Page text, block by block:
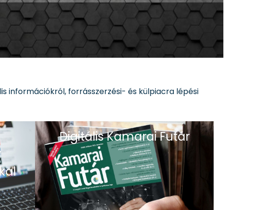
információkról, forrásszerzési- és külpiacra lépési
Digitális Kamarai Futár